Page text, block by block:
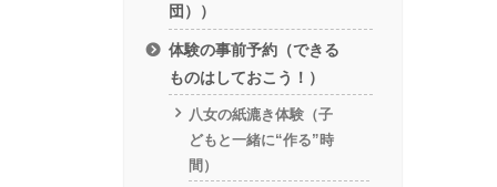
団））
体験の事前予約（できる
ものはしておこう！）
八女の紙漉き体験（子
どもと一緒に“作る”時
間）